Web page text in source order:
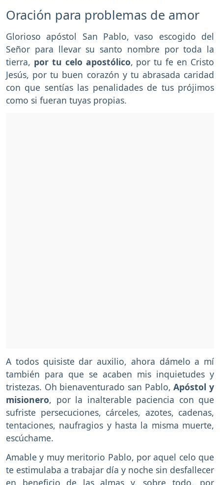
Oración para problemas de amor
Glorioso apóstol San Pablo, vaso escogido del
Señor para llevar su santo nombre por toda la
tierra, por tu celo apostólico, por tu fe en Cristo
Jesús, por tu buen corazón y tu abrasada caridad
con que sentías las penalidades de tus prójimos
como si fueran tuyas propias.
A todos quisiste dar auxilio, ahora dámelo a mí
también para que se acaben mis inquietudes y
tristezas. Oh bienaventurado san Pablo,Apóstol y
misionero, por la inalterable paciencia con que
sufriste persecuciones, cárceles, azotes, cadenas,
tentaciones, naufragios y hasta la misma muerte,
escúchame.
Amable y muy meritorio Pablo, por aquel celo que
te estimulaba a trabajar día y noche sin desfallecer
en beneficio de las almas y, sobre todo, por